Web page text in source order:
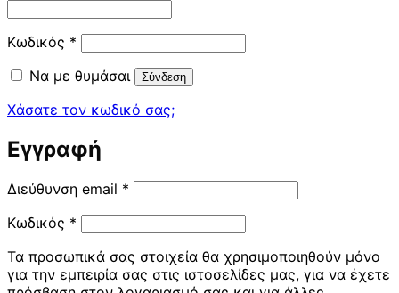
Κωδικός * Απαιτείται
Να με θυμάσαι
Σύνδεση
Χάσατε τον κωδικό σας;
Εγγραφή
Διεύθυνση email * Απαιτείται
Κωδικός * Απαιτείται
Τα προσωπικά σας στοιχεία θα χρησιμοποιηθούν μόνο
για την εμπειρία σας στις ιστοσελίδες μας, για να έχετε